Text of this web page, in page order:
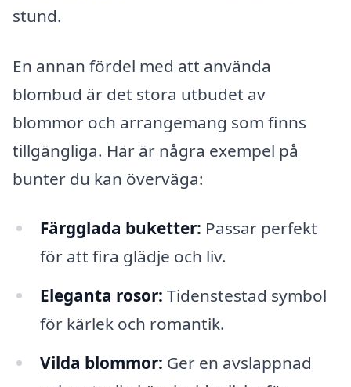
stund.
En annan fördel med att använda
blombud är det stora utbudet av
blommor och arrangemang som finns
tillgängliga. Här är några exempel på
bunter du kan överväga:
Färgglada buketter: Passar perfekt
för att fira glädje och liv.
Eleganta rosor: Tidenstestad symbol
för kärlek och romantik.
Vilda blommor: Ger en avslappnad